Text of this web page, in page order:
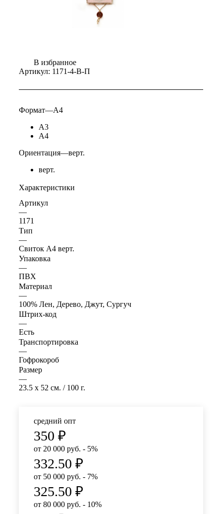
В избранное
Артикул: 1171-4-В-П
Формат—А4
А3
А4
Ориентация—верт.
верт.
Характеристики
Артикул
—
1171
Тип
—
Свиток А4 верт.
Упаковка
—
ПВХ
Материал
—
100% Лен, Дерево, Джут, Сургуч
Штрих-код
—
Есть
Транспортировка
—
Гофрокороб
Размер
—
23.5 x 52 см. / 100 г.
средний опт
350 ₽
от 20 000 руб. - 5%
332.50 ₽
от 50 000 руб. - 7%
325.50 ₽
от 80 000 руб. - 10%